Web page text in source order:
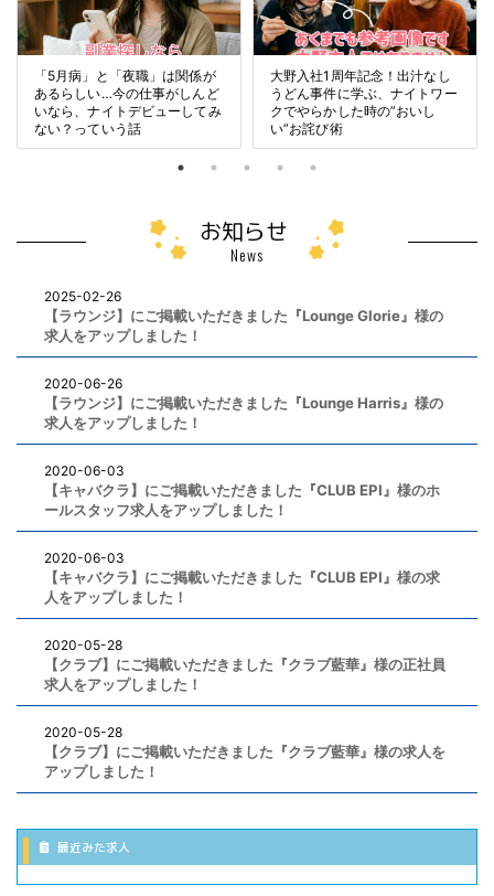
社1周年記念！出汁なし
事件に学ぶ、ナイトワー
らかした時の”おいし
び術
バレンタインは恋のイベントじ
ゃない？！稼ぎ時でもある話♪
新しい年
1月スター
由♪
お知らせ
News
2025-02-26
【ラウンジ】にご掲載いただきました『Lounge Glorie』様の
求人をアップしました！
2020-06-26
【ラウンジ】にご掲載いただきました『Lounge Harris』様の
求人をアップしました！
2020-06-03
【キャバクラ】にご掲載いただきました『CLUB EPI』様のホ
ールスタッフ求人をアップしました！
2020-06-03
【キャバクラ】にご掲載いただきました『CLUB EPI』様の求
人をアップしました！
2020-05-28
【クラブ】にご掲載いただきました『クラブ藍華』様の正社員
求人をアップしました！
2020-05-28
【クラブ】にご掲載いただきました『クラブ藍華』様の求人を
アップしました！
最近みた求人